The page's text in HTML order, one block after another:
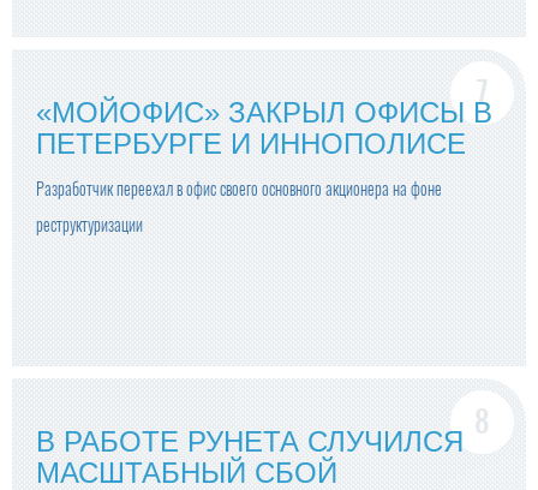
«МОЙОФИС» ЗАКРЫЛ ОФИСЫ В
ПЕТЕРБУРГЕ И ИННОПОЛИСЕ
Разработчик переехал в офис своего основного акционера на фоне
реструктуризации
В РАБОТЕ РУНЕТА СЛУЧИЛСЯ
МАСШТАБНЫЙ СБОЙ